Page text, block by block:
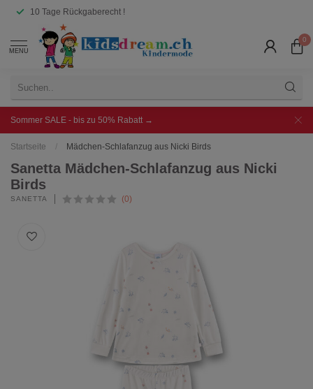
10 Tage Rückgaberecht !
MENU
0
Sommer SALE - bis zu 50% Rabatt →
Startseite / Mädchen-Schlafanzug aus Nicki Birds
Sanetta Mädchen-Schlafanzug aus Nicki
Birds
SANETTA (0)